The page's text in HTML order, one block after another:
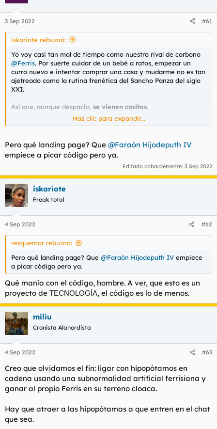
e
s
3 Sep 2022 #61
iskariote rebuznó:
Yo voy casi tan mal de tiempo como nuestro rival de carbono
@Ferris. Por suerte cuidar de un bebé a ratos, empezar un
curro nuevo e intentar comprar una casa y mudarme no es tan
ajetreado como la rutina frenética del Sancho Panza del siglo
XXI.
Así que, aunque despacio, se vienen cositas.
En primer lugar, aunque el nombre no será el definitivo porque
oferta en unos dominios y he comprado uno para hacer una
LANDING PAGE
. En consonancia con las enseñanzas de Dilbert,
hay que empezar la casa por el tejado, antes de la primera
línea de código ya tenemos que tener a los inversores echando
espuma por la boca de la emoción.
Próximamentelanzaremos la cuenta atrás para el
lanzamiento de la web que marcará un antes y un después en
la vida amorosa de las tías más asquerosas que aún se
arrastran por los chats. Estaría bien contar con al menos una
imagen promocional. Si algún artista del tuneo (guiño guiño,
@LeChuck)
En lo técnico, he pensado reciclar código de un rudimentario
BOTdeTELEGRAM que tengo por aquí para que nuestros
voluntariososBETA TESTERSpuedan jugar con él y entrenar
así losALGORITMOSdesubnormalidad artificial™. No quería
imponer demasiado en tema de tecnologías para ver por
dónde querían tirar los voluntarios, pero para los curiosos que
quieran aprender, voy a resaltar las palabras clave que podrán
poner en sus currículos para optar a trabajar en nuestras
fabulosas oficinas con máquina
gratis.
El bot primigenio que dará lugar al
una imagen deDOCKER para que quien quiera probar en local
lo tenga disponible.
mensajes delLEGACY FERRIS(el de carne y hueso). @Faraón
Hijodeputh IV
Haz clic para expandir...
Pero qué landing page? Que @Faraón Hijodeputh IV
empiece a picar código pero ya.
Editado cobardemente: 3 Sep 2022
iskariote
Freak total
4 Sep 2022 #62
resquemor rebuznó:
Pero qué landing page? Que @Faraón Hijodeputh IV empiece
a picar código pero ya.
Qué manía con el código, hombre. A ver, que esto es un
proyecto de TECNOLOGÍA, el código es lo de menos.
miliu
Cronista Alanordista
4 Sep 2022 #63
Creo que olvidamos el fin: ligar con hipopótamos en
cadena usando una subnormalidad artificial ferrisiana y
ganar al propio Ferris en su terreno cloaca.
Hay que atraer a las hipopótamas a que entren en el chat
que sea.